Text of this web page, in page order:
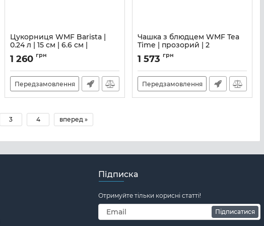
Цукорниця WMF Barista |
0.24 л | 15 см | 6.6 см |
прозора (06 3661 6040)
Артикул:
1 260 грн
Передзамовлення
Чашка з блюдцем WMF Tea
Time | прозорий | 2
предмети (06 3631 6040)
Артикул:
1 573 грн
Передзамовлення
3 4 вперед »
Підписка
Отримуйте тільки корисні статті!
Підписатися